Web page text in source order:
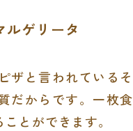
ルゲリータ
ザと言われているそ
だからです。一枚食
とができます。